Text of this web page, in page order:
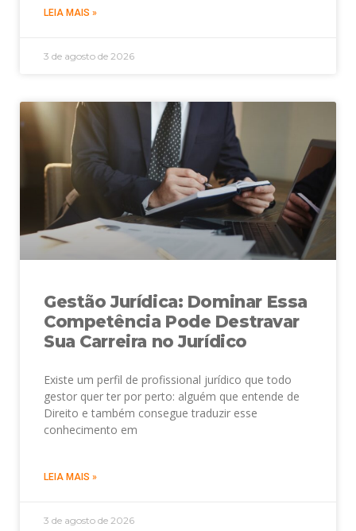
LEIA MAIS »
3 de agosto de 2026
Gestão Jurídica: Dominar Essa
Competência Pode Destravar
Sua Carreira no Jurídico
Existe um perfil de profissional jurídico que todo
gestor quer ter por perto: alguém que entende de
Direito e também consegue traduzir esse
conhecimento em
LEIA MAIS »
3 de agosto de 2026